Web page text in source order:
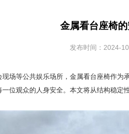
金属看台座椅
发布时间：2024-
场等公共娱乐场所，金属看台座椅作
位观众的人身安全。本文将从结构稳定